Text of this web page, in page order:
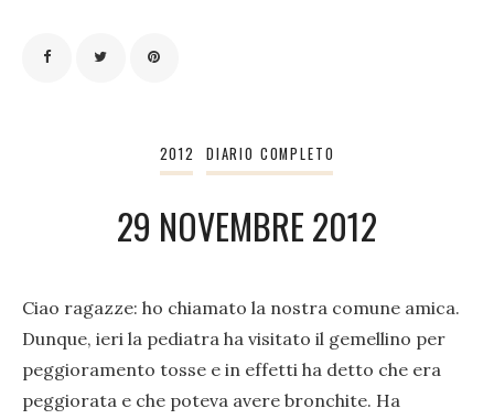
2012 DIARIO COMPLETO
29 NOVEMBRE 2012
Ciao ragazze: ho chiamato la nostra comune amica.
Dunque, ieri la pediatra ha visitato il gemellino per
peggioramento tosse e in effetti ha detto che era
peggiorata e che poteva avere bronchite. Ha